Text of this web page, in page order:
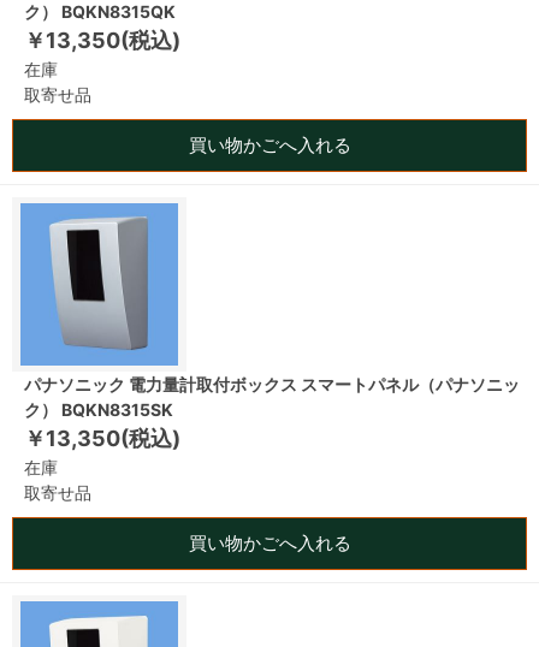
ク） BQKN8315QK
￥13,350(税込)
在庫
取寄せ品
買い物かごへ入れる
パナソニック 電力量計取付ボックス スマートパネル（パナソニッ
ク） BQKN8315SK
￥13,350(税込)
在庫
取寄せ品
買い物かごへ入れる